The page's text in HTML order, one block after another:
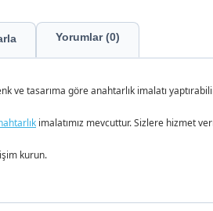
Yorumlar (0)
ve tasarıma göre anahtarlık imalatı
imalatımız mevcuttur. Sizlere hizmet
kurun.